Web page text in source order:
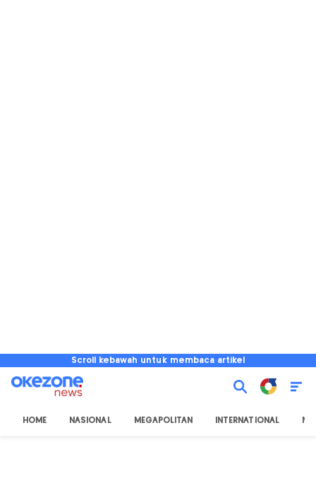
Scroll kebawah untuk membaca artikel
HOME NASIONAL MEGAPOLITAN INTERNATIONAL